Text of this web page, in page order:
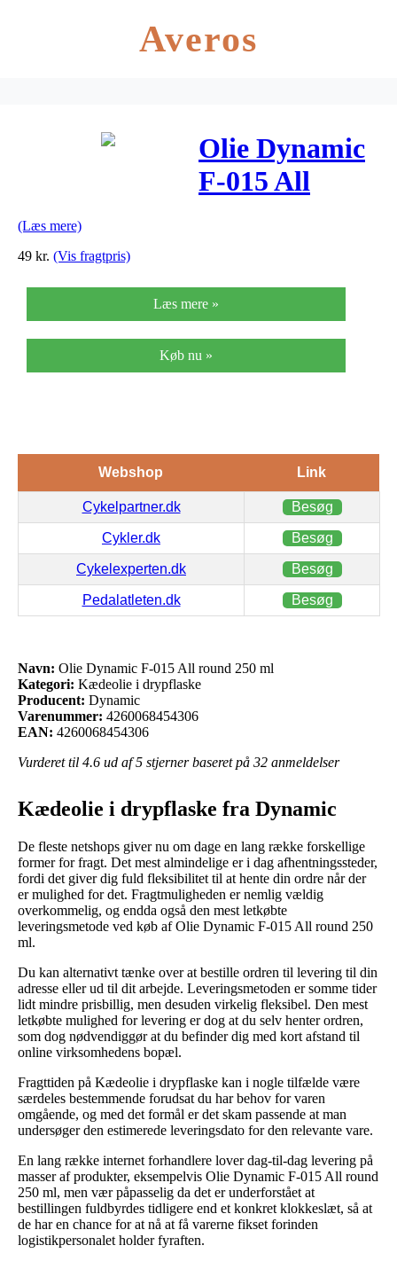
Averos
Olie Dynamic
F-015 All
(Læs mere)
49 kr. (Vis fragtpris)
Læs mere »
Køb nu »
Webshop Link
Cykelpartner.dk Besøg
Cykler.dk Besøg
Cykelexperten.dk Besøg
Pedalatleten.dk Besøg
Navn: Olie Dynamic F-015 All round 250 ml
Kategori: Kædeolie i drypflaske
Producent: Dynamic
Varenummer: 4260068454306
EAN: 4260068454306
Vurderet til 4.6 ud af 5 stjerner baseret på 32 anmeldelser
Kædeolie i drypflaske fra Dynamic
De fleste netshops giver nu om dage en lang række forskellige
former for fragt. Det mest almindelige er i dag afhentningssteder,
fordi det giver dig fuld fleksibilitet til at hente din ordre når der
er mulighed for det. Fragtmuligheden er nemlig vældig
overkommelig, og endda også den mest letkøbte
leveringsmetode ved køb af Olie Dynamic F-015 All round 250
ml.
Du kan alternativt tænke over at bestille ordren til levering til din
adresse eller ud til dit arbejde. Leveringsmetoden er somme tider
lidt mindre prisbillig, men desuden virkelig fleksibel. Den mest
letkøbte mulighed for levering er dog at du selv henter ordren,
som dog nødvendiggør at du befinder dig med kort afstand til
online virksomhedens bopæl.
Fragttiden på Kædeolie i drypflaske kan i nogle tilfælde være
særdeles bestemmende forudsat du har behov for varen
omgående, og med det formål er det skam passende at man
undersøger den estimerede leveringsdato for den relevante vare.
En lang række internet forhandlere lover dag-til-dag levering på
masser af produkter, eksempelvis Olie Dynamic F-015 All round
250 ml, men vær påpasselig da det er underforstået at
bestillingen fuldbyrdes tidligere end et konkret klokkeslæt, så at
de har en chance for at nå at få varerne fikset forinden
logistikpersonalet holder fyraften.